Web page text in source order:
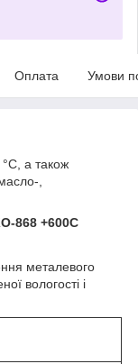
Оплата Умови
а також
,
868 +600С
металевого
вологості і